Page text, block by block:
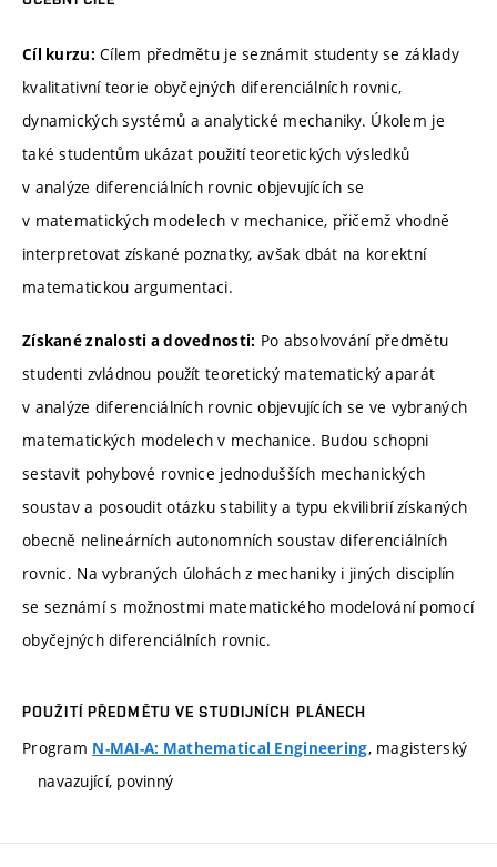
Cíl kurzu: Cílem předmětu je seznámit studenty se základy
kvalitativní teorie obyčejných diferenciálních rovnic,
dynamických systémů a analytické mechaniky. Úkolem je
také studentům ukázat použití teoretických výsledků
v analýze diferenciálních rovnic objevujících se
v matematických modelech v mechanice, přičemž vhodně
interpretovat získané poznatky, avšak dbát na korektní
matematickou argumentaci.
Získané znalosti a dovednosti: Po absolvování předmětu
studenti zvládnou použít teoretický matematický aparát
v analýze diferenciálních rovnic objevujících se ve vybraných
matematických modelech v mechanice. Budou schopni
sestavit pohybové rovnice jednodušších mechanických
soustav a posoudit otázku stability a typu ekvilibrií získaných
obecně nelineárních autonomních soustav diferenciálních
rovnic. Na vybraných úlohách z mechaniky i jiných disciplín
se seznámí s možnostmi matematického modelování pomocí
obyčejných diferenciálních rovnic.
POUŽITÍ PŘEDMĚTU VE STUDIJNÍCH PLÁNECH
Program N-MAI-A: Mathematical Engineering, magisterský
navazující, povinný